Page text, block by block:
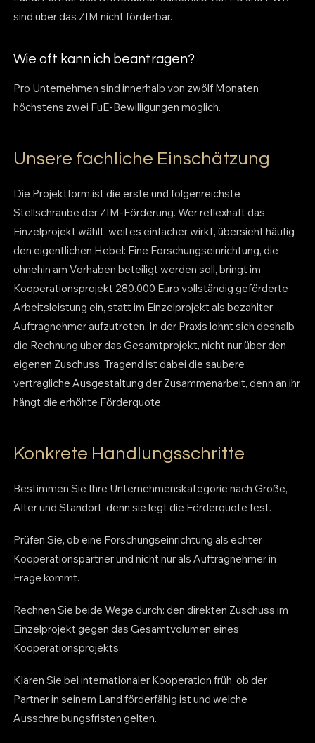
sind über das ZIM nicht förderbar.
Wie oft kann ich beantragen?
Pro Unternehmen sind innerhalb von zwölf Monaten
höchstens zwei FuE-Bewilligungen möglich.
Unsere fachliche Einschätzung
Die Projektform ist die erste und folgenreichste
Stellschraube der ZIM-Förderung. Wer reflexhaft das
Einzelprojekt wählt, weil es einfacher wirkt, übersieht häufig
den eigentlichen Hebel: Eine Forschungseinrichtung, die
ohnehin am Vorhaben beteiligt werden soll, bringt im
Kooperationsprojekt 280.000 Euro vollständig geförderte
Arbeitsleistung ein, statt im Einzelprojekt als bezahlter
Auftragnehmer aufzutreten. In der Praxis lohnt sich deshalb
die Rechnung über das Gesamtprojekt, nicht nur über den
eigenen Zuschuss. Tragend ist dabei die saubere
vertragliche Ausgestaltung der Zusammenarbeit, denn an ihr
hängt die erhöhte Förderquote.
Konkrete Handlungsschritte
Bestimmen Sie Ihre Unternehmenskategorie nach Größe,
Alter und Standort, denn sie legt die Förderquote fest.
Prüfen Sie, ob eine Forschungseinrichtung als echter
Kooperationspartner und nicht nur als Auftragnehmer in
Frage kommt.
Rechnen Sie beide Wege durch: den direkten Zuschuss im
Einzelprojekt gegen das Gesamtvolumen eines
Kooperationsprojekts.
Klären Sie bei internationaler Kooperation früh, ob der
Partner in seinem Land förderfähig ist und welche
Ausschreibungsfristen gelten.